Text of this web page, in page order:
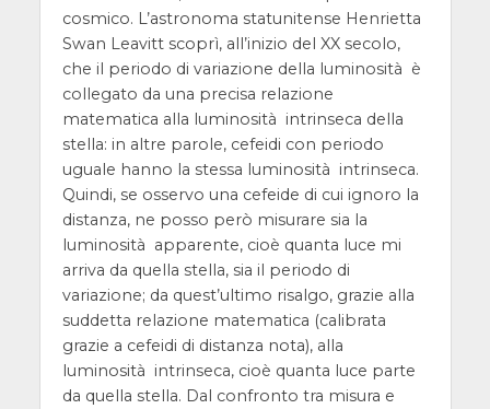
cosmico. L’astronoma statunitense Henrietta
Swan Leavitt scoprì, all’inizio del XX secolo,
che il periodo di variazione della luminosità è
collegato da una precisa relazione
matematica alla luminosità intrinseca della
stella: in altre parole, cefeidi con periodo
uguale hanno la stessa luminosità intrinseca.
Quindi, se osservo una cefeide di cui ignoro la
distanza, ne posso però misurare sia la
luminosità apparente, cioè quanta luce mi
arriva da quella stella, sia il periodo di
variazione; da quest’ultimo risalgo, grazie alla
suddetta relazione matematica (calibrata
grazie a cefeidi di distanza nota), alla
luminosità intrinseca, cioè quanta luce parte
da quella stella. Dal confronto tra misura e